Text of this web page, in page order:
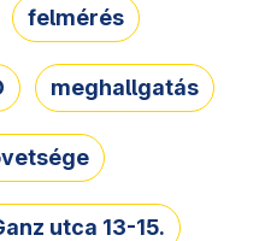
felmérés
meghallgatás
utca 13-15.